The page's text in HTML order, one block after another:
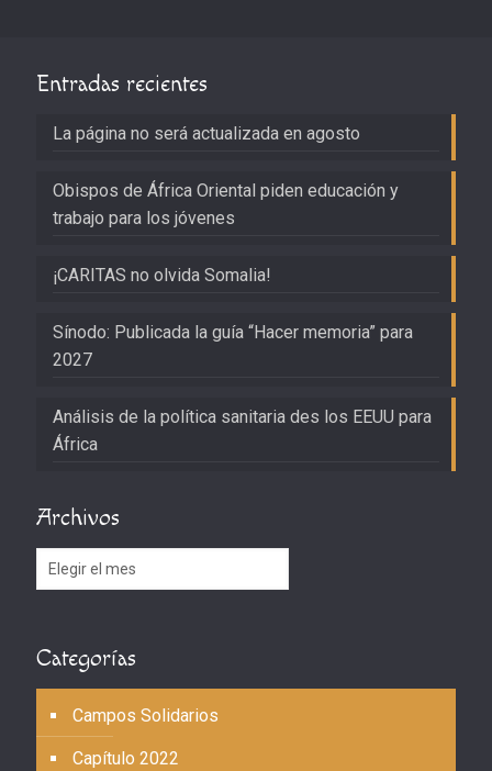
Entradas recientes
La página no será actualizada en agosto
Obispos de África Oriental piden educación y
trabajo para los jóvenes
¡CARITAS no olvida Somalia!
Sínodo: Publicada la guía “Hacer memoria” para
2027
Análisis de la política sanitaria des los EEUU para
África
Archivos
Archivos
Categorías
Campos Solidarios
Capítulo 2022